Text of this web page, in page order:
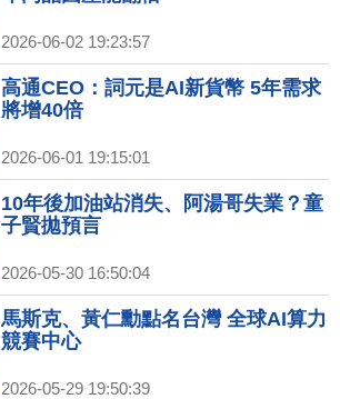
2026-06-02 19:23:57
高通CEO：詞元是AI新貨幣 5年需求
將增40倍
2026-06-01 19:15:01
10年後加油站消失、阿湯哥失業？童
子賢拋預言
2026-05-30 16:50:04
馬斯克、黃仁勳點名台灣 全球AI算力
競賽中心
2026-05-29 19:50:39